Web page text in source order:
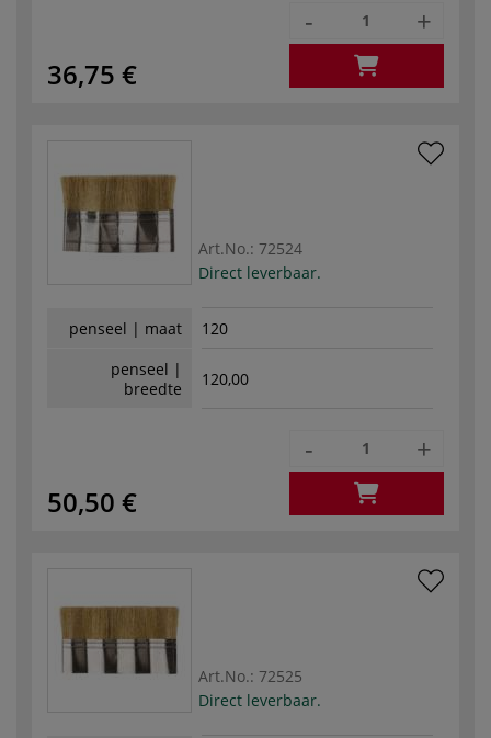
36,75 €
- +
Art.No.: 72524
Direct leverbaar.
penseel | maat
120
penseel |
breedte
120,00
50,50 €
- +
Art.No.: 72525
Direct leverbaar.